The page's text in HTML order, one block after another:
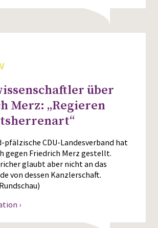
über
Merz: „Regieren
pfälzische CDU-Landesverband hat
gegen Friedrich Merz gestellt.
glaubt aber nicht an das
von dessen Kanzlerschaft.
›